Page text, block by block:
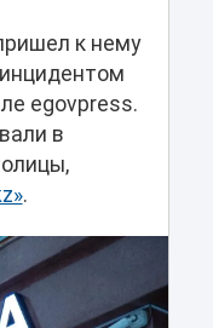
к нему
egovpress.
в
.